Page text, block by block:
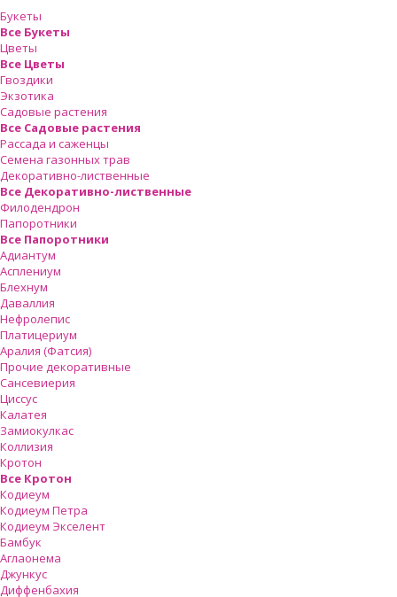
Букеты
Все Букеты
Цветы
Все Цветы
Гвоздики
Экзотика
Садовые растения
Все Садовые растения
Рассада и саженцы
Семена газонных трав
Декоративно-лиственные
Все Декоративно-лиственные
Филодендрон
Папоротники
Все Папоротники
Адиантум
Асплениум
Блехнум
Даваллия
Нефролепис
Платицериум
Аралия (Фатсия)
Прочие декоративные
Сансевиерия
Циссус
Калатея
Замиокулкас
Коллизия
Кротон
Все Кротон
Кодиеум
Кодиеум Петра
Кодиеум Экселент
Бамбук
Аглаонема
Джункус
Диффенбахия